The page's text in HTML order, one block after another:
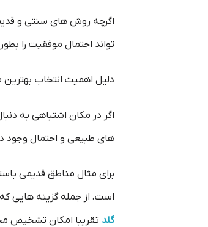
اگرچه روش های سنتی و
تواند احتمال موفقیت را
دلیل اهمیت انتخاب بهترین
اگر در مکان اشتباهی به
های طبیعی و احتمال وجود
برای مثال مناطق قدیمی
است، از جمله گزینه هایی
گلد تقریبا امکان تشخیص